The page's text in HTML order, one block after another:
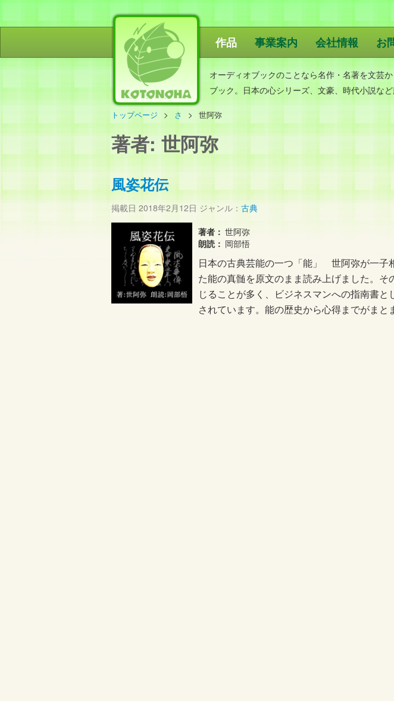
ことのは出版
作品 事業案内 会社情報 お
オーディオブックのことなら名作・名著を文芸
ブック。日本の心シリーズ、文豪、時代小説な
トップページ さ 世阿弥
著者: 世阿弥
風姿花伝
掲載日 2018年2月12日 ジャンル： 古典
著者： 世阿弥
朗読： 岡部悟
日本の古典芸能の一つ「能」 世阿弥が一子
た能の真髄を原文のまま読み上げました。そ
じることが多く、ビジネスマンへの指南書と
されています。能の歴史から心得までがまと